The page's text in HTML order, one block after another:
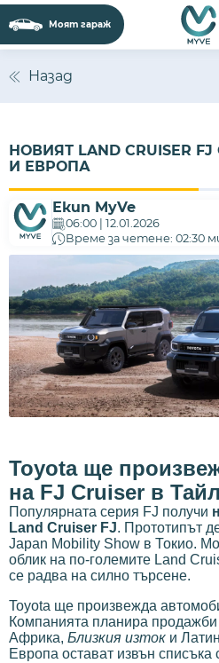
Моят гараж
Назад
НОВИЯТ LAND CRUISER
И ЕВРОПА
Екип MyVe
06:00 | 12.01.2026
Време за четене: 02:30
Toyota ще
на FJ Cruiser в
Популярната серия FJ получи
Land Cruiser FJ. Прототипът
Japan Mobility Show в Токио.
облик на по-големите Land
се радва на силно търсене.
Toyota ще произвежда
Компанията планира
Африка, Близкия изток и
Европа остават извън списъка